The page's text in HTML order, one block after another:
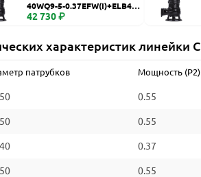
40WQ9-5-0.37EFW(I)+ELB40
WQ
42 730 ₽
характеристик линейки
патрубков Мощность (P2)
0.55
0.55
0.37
0.55